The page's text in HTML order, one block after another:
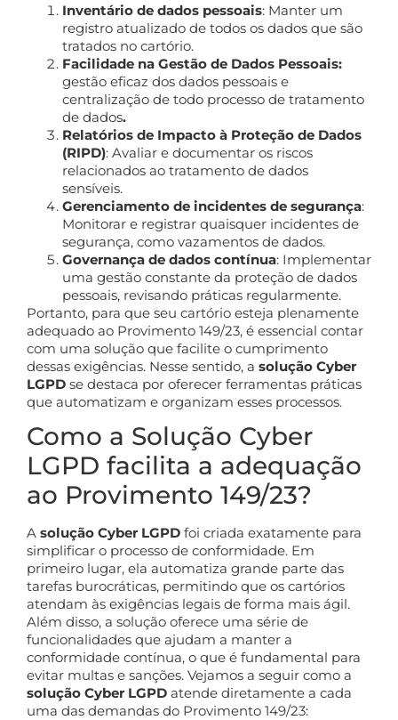
Inventário de dados pessoais: Manter um
registro atualizado de todos os dados que são
tratados no cartório.
Facilidade na Gestão de Dados Pessoais:
gestão eficaz dos dados pessoais e
centralização de todo processo de tratamento
de dados.
Relatórios de Impacto à Proteção de Dados
(RIPD): Avaliar e documentar os riscos
relacionados ao tratamento de dados
sensíveis.
Gerenciamento de incidentes de segurança:
Monitorar e registrar quaisquer incidentes de
segurança, como vazamentos de dados.
Governança de dados contínua: Implementar
uma gestão constante da proteção de dados
pessoais, revisando práticas regularmente.
Portanto, para que seu cartório esteja plenamente
adequado ao Provimento 149/23, é essencial contar
com uma solução que facilite o cumprimento
dessas exigências. Nesse sentido, a solução Cyber
LGPD se destaca por oferecer ferramentas práticas
que automatizam e organizam esses processos.
Como a Solução Cyber
LGPD facilita a adequação
ao Provimento 149/23?
A solução Cyber LGPD foi criada exatamente para
simplificar o processo de conformidade. Em
primeiro lugar, ela automatiza grande parte das
tarefas burocráticas, permitindo que os cartórios
atendam às exigências legais de forma mais ágil.
Além disso, a solução oferece uma série de
funcionalidades que ajudam a manter a
conformidade contínua, o que é fundamental para
evitar multas e sanções. Vejamos a seguir como a
solução Cyber LGPD atende diretamente a cada
uma das demandas do Provimento 149/23: